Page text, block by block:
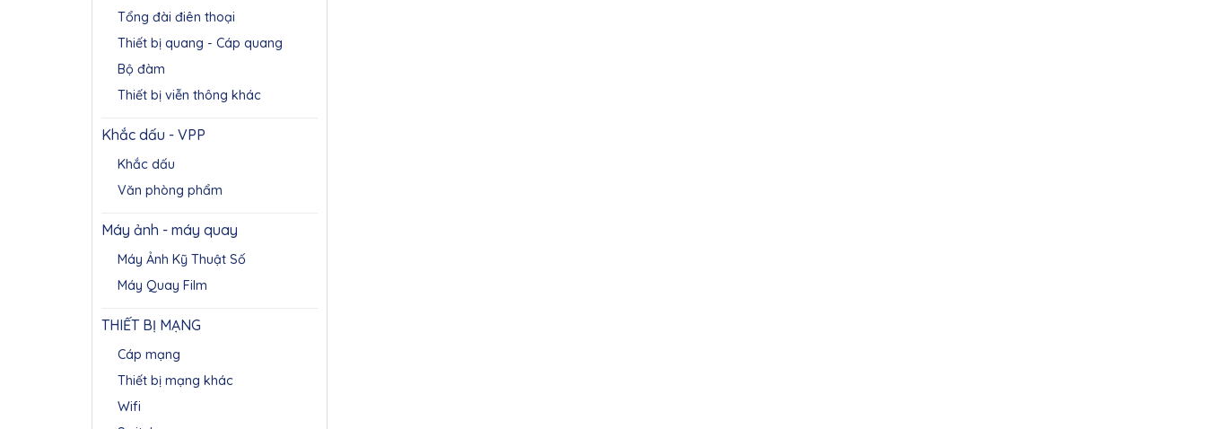
Tổng đài điên thoại
Thiết bị quang - Cáp quang
Bộ đàm
Thiết bị viễn thông khác
Khắc dấu - VPP
Khắc dấu
Văn phòng phẩm
Máy ảnh - máy quay
Máy Ảnh Kỹ Thuật Số
Máy Quay Film
THIẾT BỊ MẠNG
Cáp mạng
Thiết bị mạng khác
Wifi